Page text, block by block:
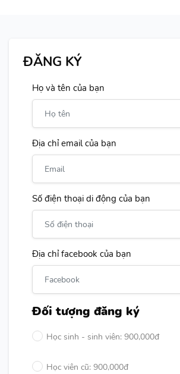
ĐĂNG KÝ
Họ và tên của bạn
Địa chỉ email của bạn
Số điện thoại di động của bạn
Địa chỉ facebook của bạn
Đối tượng đăng ký
Học sinh - sinh viên: 900,000đ
Học viên cũ: 900,000đ